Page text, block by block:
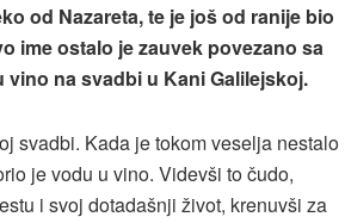
od Nazareta, te je još od ranije bio
ime ostalo je zauvek povezano sa
na svadbi u Kani Galilejskoj.
svadbi. Kada je tokom veselja nestalo
je vodu u vino. Videvši to čudo,
i svoj dotadašnji život, krenuvši za